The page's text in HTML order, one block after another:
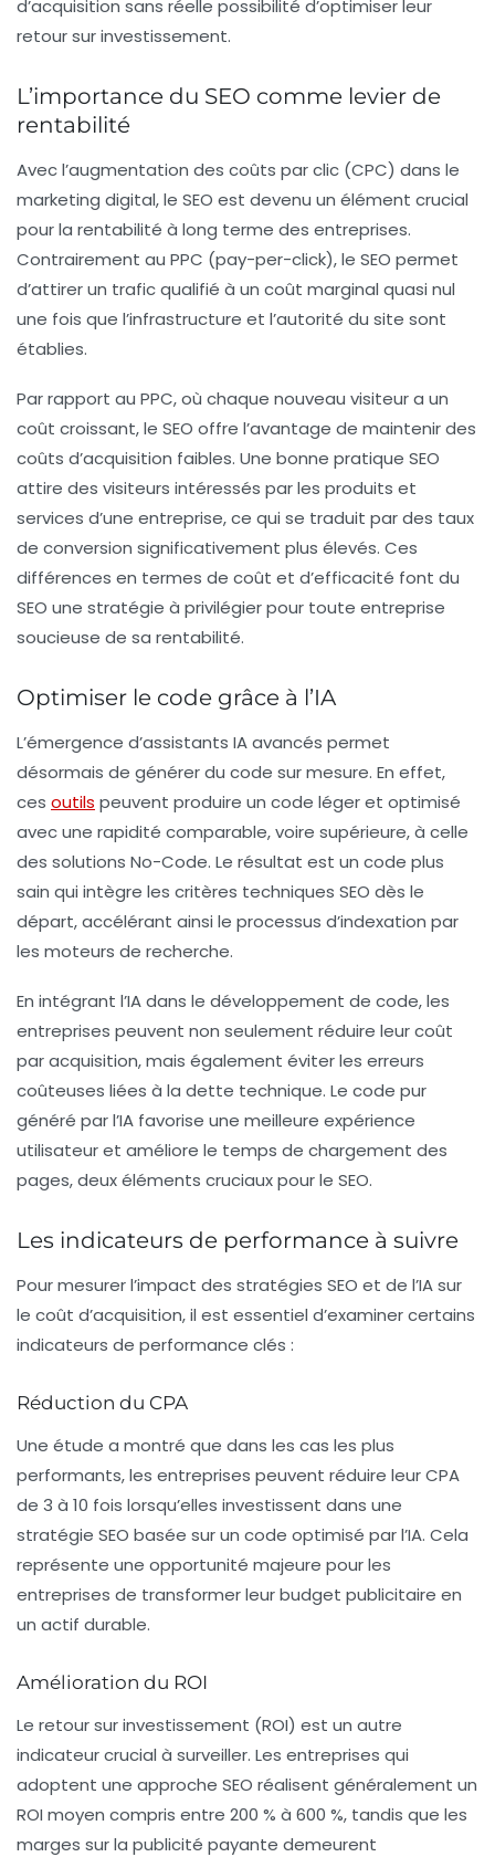
d’acquisition sans réelle possibilité d’optimiser leur
retour sur investissement.
L’importance du SEO comme levier de
rentabilité
Avec l’augmentation des coûts par clic (CPC) dans le
marketing digital, le SEO est devenu un élément crucial
pour la rentabilité à long terme des entreprises.
Contrairement au PPC (pay-per-click), le SEO permet
d’attirer un trafic qualifié à un coût marginal quasi nul
une fois que l’infrastructure et l’autorité du site sont
établies.
Par rapport au PPC, où chaque nouveau visiteur a un
coût croissant, le SEO offre l’avantage de maintenir des
coûts d’acquisition faibles. Une bonne pratique SEO
attire des visiteurs intéressés par les produits et
services d’une entreprise, ce qui se traduit par des taux
de conversion significativement plus élevés. Ces
différences en termes de coût et d’efficacité font du
SEO une stratégie à privilégier pour toute entreprise
soucieuse de sa rentabilité.
Optimiser le code grâce à l’IA
L’émergence d’assistants IAavancés permet
désormais de générer du code sur mesure. En effet,
ces outils peuvent produire un code léger et optimisé
avec une rapidité comparable, voire supérieure, à celle
des solutions No-Code. Le résultat est un code plus
sain qui intègre les critères techniques SEO dès le
départ, accélérant ainsi le processus d’indexation par
les moteurs de recherche.
En intégrant l’IA dans le développement de code, les
entreprises peuvent non seulement réduire leur coût
par acquisition, mais également éviter les erreurs
coûteuses liées à la dette technique. Le code pur
généré par l’IA favorise une meilleure expérience
utilisateur et améliore le temps de chargement des
pages, deux éléments cruciaux pour le SEO.
Les indicateurs de performance à suivre
Pour mesurer l’impact des stratégies SEO et de l’IA sur
le coût d’acquisition, il est essentiel d’examiner certains
indicateurs de performance clés :
Réduction du CPA
Une étude a montré que dans les cas les plus
performants, les entreprises peuvent réduire leur CPA
de 3 à 10 fois lorsqu’elles investissent dans une
stratégie SEO basée sur un code optimisé par l’IA. Cela
représente une opportunité majeure pour les
entreprises de transformer leur budget publicitaire en
un actif durable.
Amélioration du ROI
Le retour sur investissement (ROI) est un autre
indicateur crucial à surveiller. Les entreprises qui
adoptent une approche SEO réalisent généralement un
ROI moyen compris entre 200 % à 600 %, tandis que les
marges sur la publicité payante demeurent